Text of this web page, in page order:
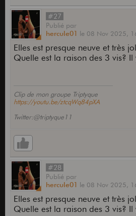
#27
Publié par
hercule01 le 08 Nov 2025,
Elles est presque neuve et très
Quelle est la raison des 3 vis?
Clip de mon groupe Triptyque
https://youtu.be/ztcqWq84pXA
Twitter:@triptyque11
#28
Publié par
hercule01 le 08 Nov 2025,
Elles est presque neuve et très
Quelle est la raison des 3 vis?